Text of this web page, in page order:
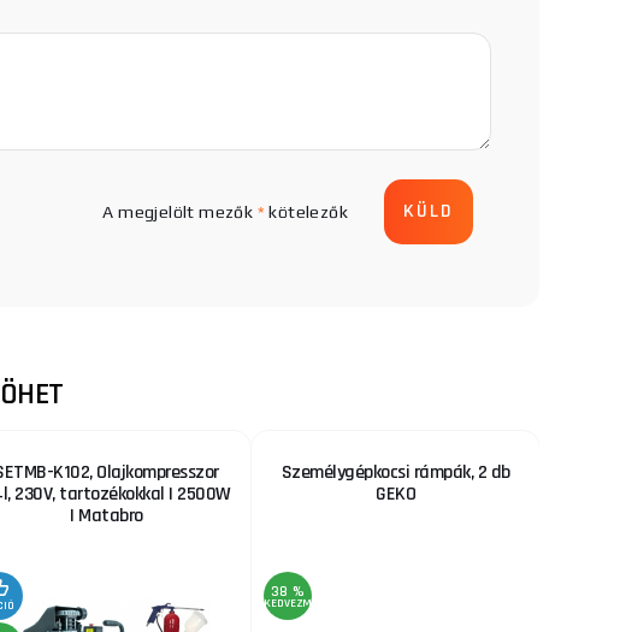
A megjelölt mezők * kötelezők
K102, Olajkompresszor
230V, tartozékokkal | 2500W
| Matabro
Személygépkocsi rámpák, 2 db
GEKO
38 %
KEDVEZMÉNY